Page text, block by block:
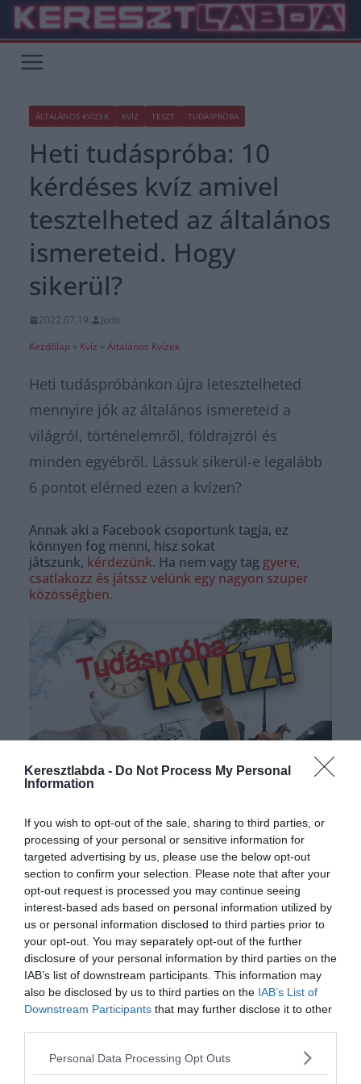
Keresztlabda - Do Not Process My Personal
Information
If you wish to opt-out of the sale, sharing to third parties, or
processing of your personal or sensitive information for
targeted advertising by us, please use the below opt-out
section to confirm your selection. Please note that after your
opt-out request is processed you may continue seeing
interest-based ads based on personal information utilized by
us or personal information disclosed to third parties prior to
your opt-out. You may separately opt-out of the further
disclosure of your personal information by third parties on the
IAB’s list of downstream participants. This information may
also be disclosed by us to third parties on the IAB’s List of
Downstream Participants that may further disclose it to other
Personal Data Processing Opt Outs
Skip
content
ÁLTALÁNOS KVÍZEK KVÍZ TESZT TUDÁSPRÓBA
Heti tudáspróba: 10
kérdéses kvíz amivel
tesztelheted az általános
ismereteid. Hogy
sikerül?
2022.07.19.
Judit
Kezdőlap » Kvíz » Általános Kvízek
Heti tudáspróbánkon újra letesztelheted
mennyire jók az általános ismereteid a
világról, történelemről, földrajzról és
minden egyébről. Lássuk sikerül-e legalább
6 pontot elérned ezen a kvízen?
Annak aki a Facebook csoportunk tagja, ez
könnyen fog menni, hisz sokat
játszunk, kérdezünk. Ha nem vagy tag gyere,
csatlakozz és játssz velünk egy nagyon szuper
közösségben.
0%